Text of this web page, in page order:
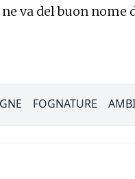
va del buon
FOGNATURE